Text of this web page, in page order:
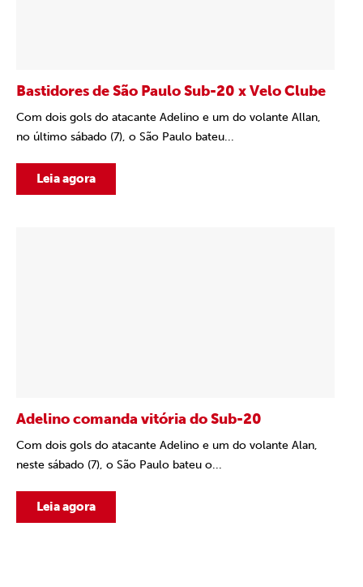
Bastidores de São Paulo Sub-20 x Velo Clube
Com dois gols do atacante Adelino e um do volante Allan,
no último sábado (7), o São Paulo bateu...
Leia agora
Adelino comanda vitória do Sub-20
Com dois gols do atacante Adelino e um do volante Alan,
neste sábado (7), o São Paulo bateu o...
Leia agora